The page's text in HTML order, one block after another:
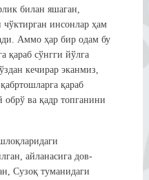
билан яшаган,
инсонлар ҳам
Аммо ҳар бир одам бу
қараб сўнгги йўлга
кечирар эканмиз,
қараб
ва қадр топганини
айланасига дов-
Сузоқ туманидаги